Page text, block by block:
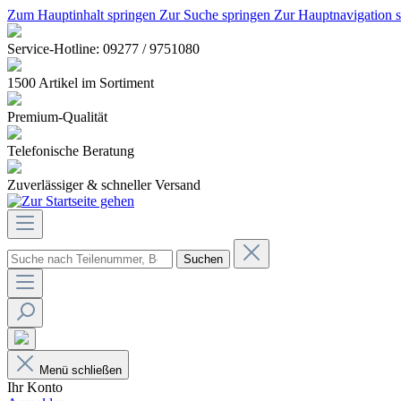
Zum Hauptinhalt springen Zur Suche springen Zur Hauptnavigation
Service-Hotline: 09277 / 9751080
1500 Artikel im Sortiment
Premium-Qualität
Telefonische Beratung
Zuverlässiger & schneller Versand
Suchen
Menü schließen
Ihr Konto